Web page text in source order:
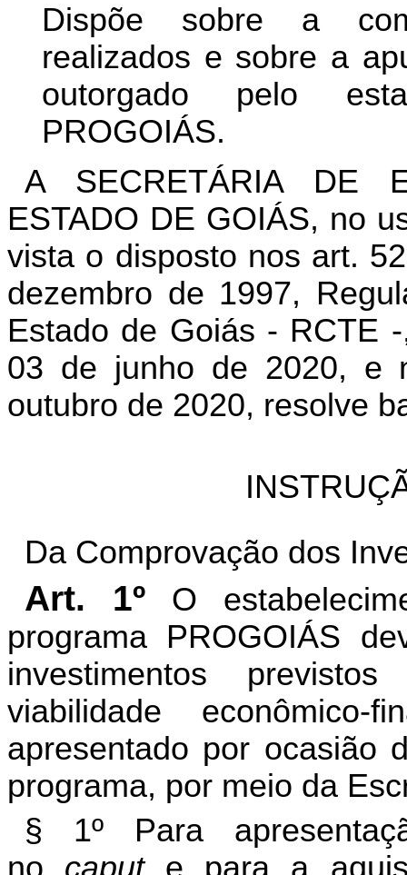
Dispõe sobre a
realizados e sobre a
outorgado pelo
PROGOIÁS.
A SECRETÁRIA DE
ESTADO DE GOIÁS, no
vista o disposto nos art.
dezembro de 1997,
Estado de Goiás - RCTE
03 de junho de 2020, e
outubro de 2020, resolve
Da Comprovação dos
Art. 1º O
programa PROGOIÁS
investimentos
viabilidade econômico-
apresentado por ocasião
programa, por meio da
§ 1º Para